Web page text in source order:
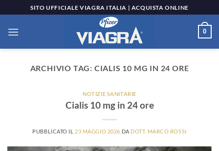
ai
contenuti
SITO UFFICIALE VIAGRA ITALIA | ACQUISTA ONLINE
0
ARCHIVIO TAG: CIALIS 10 MG IN 24 ORE
NOTIZIE SANITARIE
Cialis 10 mg in 24 ore
PUBBLICATO IL 23 MAGGIO 2026 DA DOTT. MARCO ROSSI